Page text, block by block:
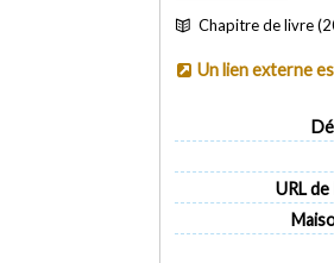
Chapitre de livre
Un lien externe
URL